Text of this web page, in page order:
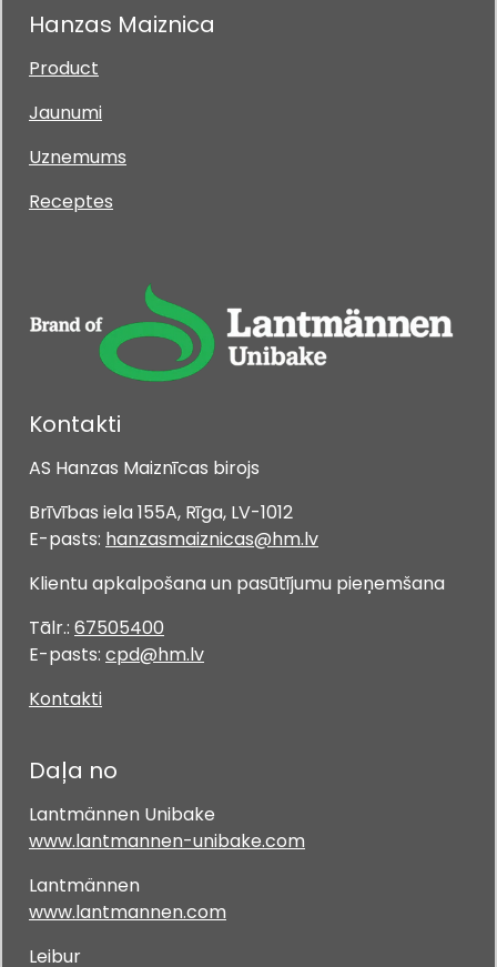
Hanzas Maiznica
Product
Jaunumi
Uznemums
Receptes
Kontakti
AS Hanzas Maiznīcas birojs
Brīvības iela 155A, Rīga, LV-1012
E-pasts: hanzasmaiznicas@hm.lv
Klientu apkalpošana un pasūtījumu pieņemšana
Tālr.: 67505400
E-pasts: cpd@hm.lv
Kontakti
Daļa no
Lantmännen Unibake
www.lantmannen-unibake.com
Lantmännen
www.lantmannen.com
Leibur